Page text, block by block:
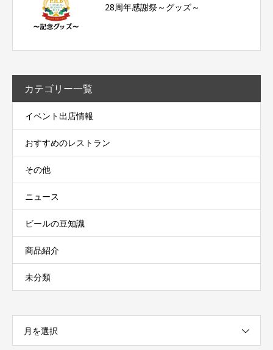
28周年感謝祭～グッズ～
カテゴリー一覧
イベント出店情報
おすすめのレストラン
その他
ニュース
ビールの豆知識
商品紹介
未分類
月を選択